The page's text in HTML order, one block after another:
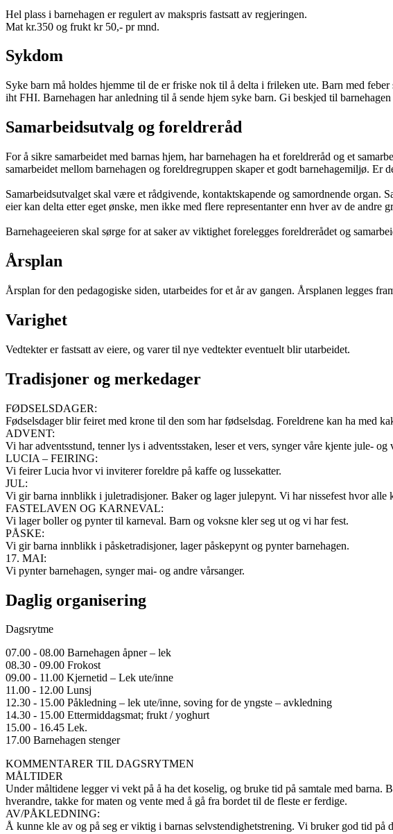
Hel plass i barnehagen er regulert av makspris fastsatt av regjeringen.
Mat kr.350 og frukt kr 50,- pr mnd.
Sykdom
Syke barn må holdes hjemme til de er friske nok til å delta i frileken ute. Barn med
iht FHI. Barnehagen har anledning til å sende hjem syke barn. Gi beskjed til
Samarbeidsutvalg og foreldreråd
For å sikre samarbeidet med barnas hjem, har barnehagen ha et foreldreråd og et
samarbeidet mellom barnehagen og foreldregruppen skaper et godt barnehagemiljø.
Samarbeidsutvalget skal være et rådgivende, kontaktskapende og samordnende organ.
eier kan delta etter eget ønske, men ikke med flere representanter enn hver av de andre
Barnehageeieren skal sørge for at saker av viktighet forelegges foreldrerådet og
Årsplan
Årsplan for den pedagogiske siden, utarbeides for et år av gangen. Årsplanen legges
Varighet
Vedtekter er fastsatt av eiere, og varer til nye vedtekter eventuelt blir utarbeidet.
Tradisjoner og merkedager
FØDSELSDAGER:
Fødselsdager blir feiret med krone til den som har fødselsdag. Foreldrene kan ha med
ADVENT:
Vi har adventsstund, tenner lys i adventsstaken, leser et vers, synger våre kjente jule-
LUCIA – FEIRING:
Vi feirer Lucia hvor vi inviterer foreldre på kaffe og lussekatter.
JUL:
Vi gir barna innblikk i juletradisjoner. Baker og lager julepynt. Vi har nissefest hvor alle
FASTELAVEN OG KARNEVAL:
Vi lager boller og pynter til karneval. Barn og voksne kler seg ut og vi har fest.
PÅSKE:
Vi gir barna innblikk i påsketradisjoner, lager påskepynt og pynter barnehagen.
17. MAI:
Vi pynter barnehagen, synger mai- og andre vårsanger.
Daglig organisering
Dagsrytme
07.00 - 08.00 Barnehagen åpner – lek
08.30 - 09.00 Frokost
09.00 - 11.00 Kjernetid – Lek ute/inne
11.00 - 12.00 Lunsj
12.30 - 15.00 Påkledning – lek ute/inne, soving for de yngste – avkledning
14.30 - 15.00 Ettermiddagsmat; frukt / yoghurt
15.00 - 16.45 Lek.
17.00 Barnehagen stenger
KOMMENTARER TIL DAGSRYTMEN
MÅLTIDER
Under måltidene legger vi vekt på å ha det koselig, og bruke tid på samtale med
hverandre, takke for maten og vente med å gå fra bordet til de fleste er ferdige.
AV/PÅKLEDNING:
Å kunne kle av og på seg er viktig i barnas selvstendighetstrening. Vi bruker god tid